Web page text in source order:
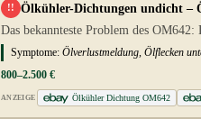
!! Ölkühler-Dichtungen undicht
Das bekannteste Problem des
Symptome: Ölverlustmeldung, Ölflecken
800–2.500 €
ANZEIGE Ölkühler Dichtung OM642